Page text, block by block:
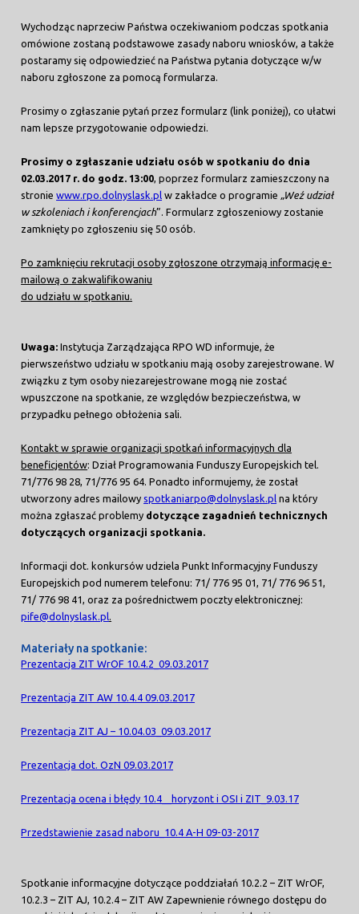
Wychodząc naprzeciw Państwa oczekiwaniom podczas spotkania
omówione zostaną podstawowe zasady naboru wniosków, a także
postaramy się odpowiedzieć na Państwa pytania dotyczące w/w
naboru zgłoszone za pomocą formularza.
Prosimy o zgłaszanie pytań przez formularz (link poniżej), co ułatwi
nam lepsze przygotowanie odpowiedzi.
Prosimy o zgłaszanie udziału osób w spotkaniu do dnia
02.03.2017 r. do godz. 13:00 , poprzez formularz zamieszczony na
stroniewww.rpo.dolnyslask.pl w zakładce o programie
„Weź udział
w szkoleniach i konferencjach”. Formularz zgłoszeniowy zostanie
zamknięty po zgłoszeniu się 50 osób.
Po zamknięciu rekrutacji osoby zgłoszone otrzymają informację e-
mailową o zakwalifikowaniu
do udziału w spotkaniu.
Uwaga: Instytucja Zarządzająca RPO WD informuje, że
pierwszeństwo udziału w spotkaniu mają osoby zarejestrowane. W
związku z tym osoby niezarejestrowane mogą nie zostać
wpuszczone na spotkanie, ze względów bezpieczeństwa, w
przypadku pełnego obłożenia sali.
Kontakt w sprawie organizacji spotkań informacyjnych dla
beneficjentów: Dział Programowania Funduszy Europejskich tel.
71/776 98 28, 71/776 95 64. Ponadto informujemy, że został
utworzony adres mailowyspotkaniarpo@dolnyslask.pl na który
można zgłaszać problemy dotyczące zagadnień technicznych
dotyczących organizacji spotkania.
Informacji dot. konkursów udziela Punkt Informacyjny Funduszy
Europejskich pod numerem telefonu: 71/ 776 95 01, 71/ 776 96 51,
71/ 776 98 41, oraz za pośrednictwem poczty elektronicznej:
pife@dolnyslask.pl
Materiały na spotkanie:
Prezentacja ZIT WrOF 10.4.2_09.03.2017
Prezentacja ZIT AW 10.4.4 09.03.2017
Prezentacja ZIT AJ – 10.04.03_09.03.2017
Prezentacja dot. OzN 09.03.2017
Prezentacja ocena i błędy 10.4__horyzont i OSI i ZIT_9.03.17
Przedstawienie zasad naboru_10.4 A-H 09-03-2017
Spotkanie informacyjne dotyczące poddziałań 10.2.2 – ZIT WrOF,
10.2.3 – ZIT AJ, 10.2.4 – ZIT AW Zapewnienie równego dostępu do